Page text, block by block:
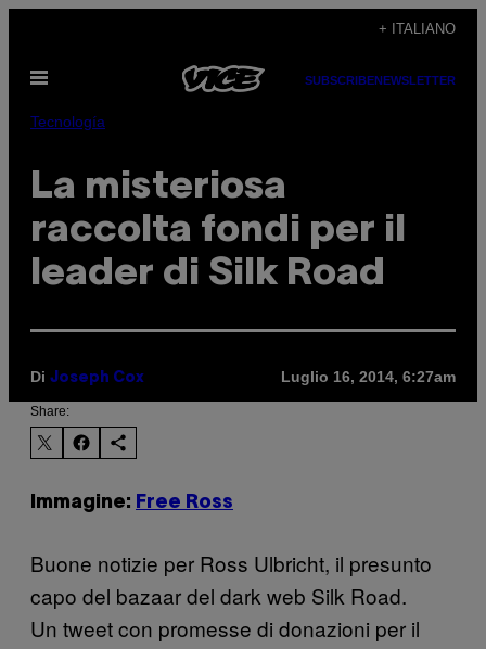
contenuto
+ ITALIANO
Apri
SUBSCRIBENEWSLETTER
Tecnología
La misteriosa
raccolta fondi per il
leader di Silk Road
Di Joseph Cox Luglio 16, 2014, 6:27am
Share:
Immagine: Free Ross
Buone notizie per Ross Ulbricht, il presunto
capo del bazaar del dark web Silk Road.
Un tweet con promesse di donazioni per il